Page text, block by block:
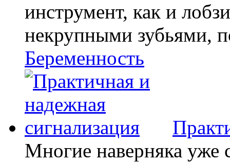
инструмент, как и
некрупными зубьями,
Беременность
Многие наверняка уже